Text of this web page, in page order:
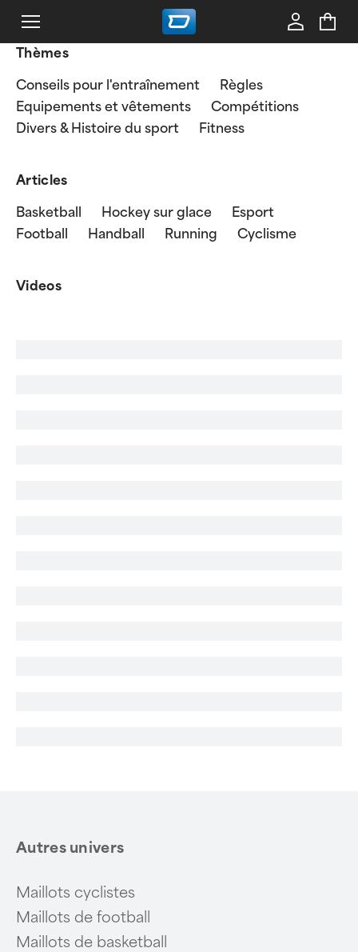
Thèmes
Conseils pour l'entraînement
Règles
Equipements et vêtements
Compétitions
Divers & Histoire du sport
Fitness
Articles
Basketball Hockey sur glace
Esport
Football
Handball Running Cyclisme
Videos
Autres univers
Maillots cyclistes
Maillots de football
Maillots de basketball